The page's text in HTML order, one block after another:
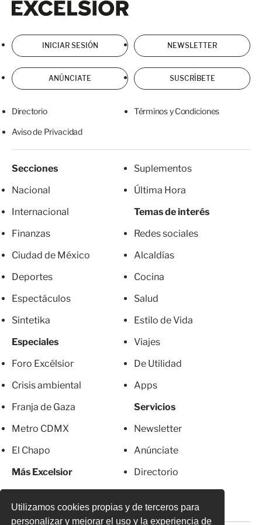
Utilizamos cookies propias y de terceros para
personalizar y mejorar el uso y la experiencia de
INICIAR SESIÓN NEWSLETTER
ANÚNCIATE SUSCRÍBETE
Directorio Términos y Condiciones
Aviso de Privacidad
Secciones
Nacional
Internacional
Finanzas
Ciudad de México
Deportes
Espectáculos
Sintetika
Especiales
Foro Excélsior
Crisis ambiental
Franja de Gaza
Metro CDMX
El Chapo
Más Excelsior
Suplementos
Última Hora
Temas de interés
Redes sociales
Alcaldías
Cocina
Salud
Estilo de Vida
Viajes
De Utilidad
Apps
Servicios
Newsletter
Anúnciate
Directorio